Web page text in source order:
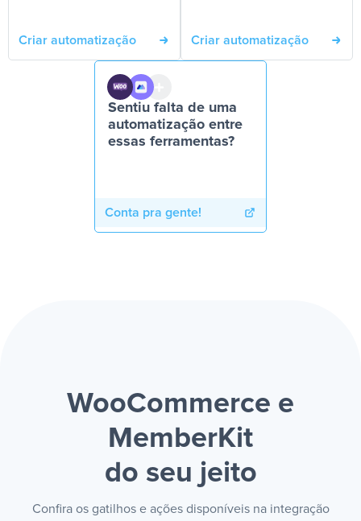
Criar automatização Criar automatização
Sentiu falta de uma
automatização entre
essas ferramentas?
Conta pra gente!
WooCommerce e
MemberKit
do seu jeito
Confira os gatilhos e ações disponíveis na integração